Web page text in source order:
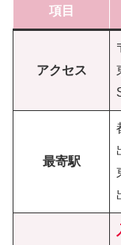
項目
アクセス
最寄駅